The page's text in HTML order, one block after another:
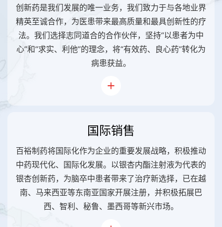
创新药是我们发展的唯一业务，我们致力于与各地业界
精英至诚合作，为医患带来最高质量和最具创新性的疗
法。我们选择志同道合的合作伙伴，坚持“以患者为中
心”和“求实、利他”的理念，将“有效药、良心药”转化为
病患获益。
国际销售
百裕制药将国际化作为企业的重要发展战略，积极推动
中药现代化、国际化发展。以银杏内酯注射液为代表的
银杏创新药，为脑卒中患者带来了治疗新选择，已在越
南、马来西亚等东南亚国家开展注册，并积极拓展巴
西、智利、秘鲁、墨西哥等新兴市场。